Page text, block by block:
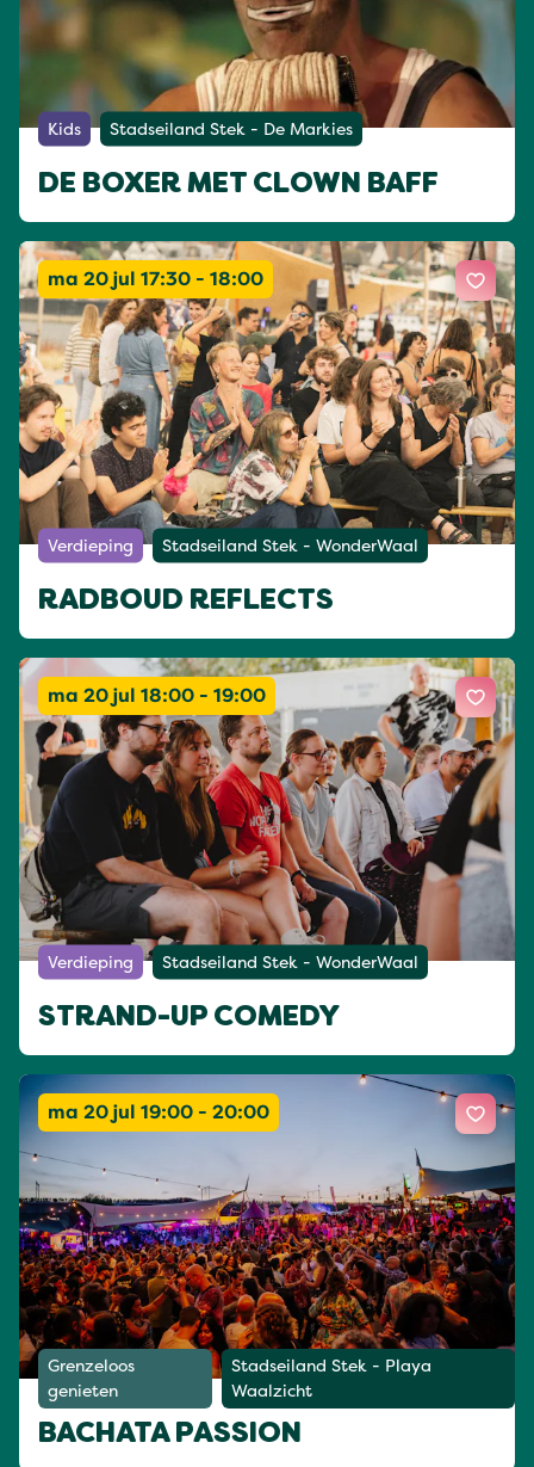
Kids Stadseiland Stek - De Markies
DE BOXER MET CLOWN BAFF
ma 20 jul 17:30 - 18:00
Verdieping Stadseiland Stek - WonderWaal
RADBOUD REFLECTS
ma 20 jul 18:00 - 19:00
Verdieping Stadseiland Stek - WonderWaal
STRAND-UP COMEDY
ma 20 jul 19:00 - 20:00
Grenzeloos
genieten
Stadseiland Stek - Playa
Waalzicht
BACHATA PASSION